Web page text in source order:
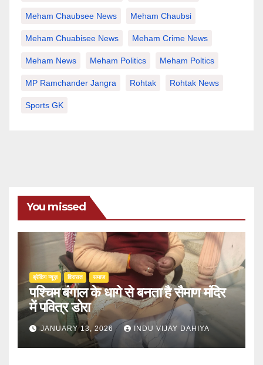
Meham Chaubsee News Meham Chaubsi
Meham Chuabisee News Meham Crime News
Meham News Meham Politics Meham Poltics
MP Ramchander Jangra Rohtak Rohtak News
Sports GK
You missed
ब्रेकिंग न्यूज़ ‍‍विरासत समाज
पश्चिम बंगाल के धागे से बनता है सैमाण मंदिर
में पवित्र डोरा
JANUARY 13, 2026 INDU VIJAY DAHIYA